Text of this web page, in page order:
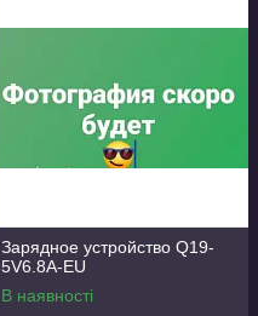
Зарядное устройство Q19-
5V6.8A-EU
В наявності